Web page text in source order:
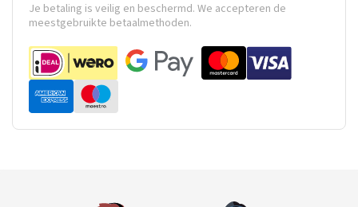
Je betaling is veilig en beschermd. We accepteren de
meestgebruikte betaalmethoden.